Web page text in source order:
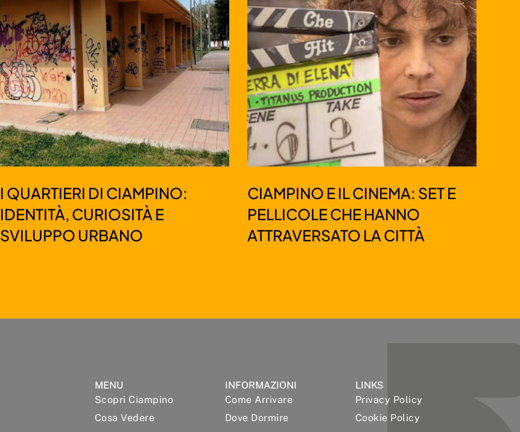
I QUARTIERI DI CIAMPINO:
IDENTITÀ, CURIOSITÀ E
SVILUPPO URBANO​
CIAMPINO E IL CINEMA: SET E
PELLICOLE CHE HANNO
ATTRAVERSATO LA CITTÀ
MENU
Scopri Ciampino
Cosa Vedere
INFORMAZIONI
Come Arrivare
Dove Dormire
LINKS
Privacy Policy
Cookie Policy